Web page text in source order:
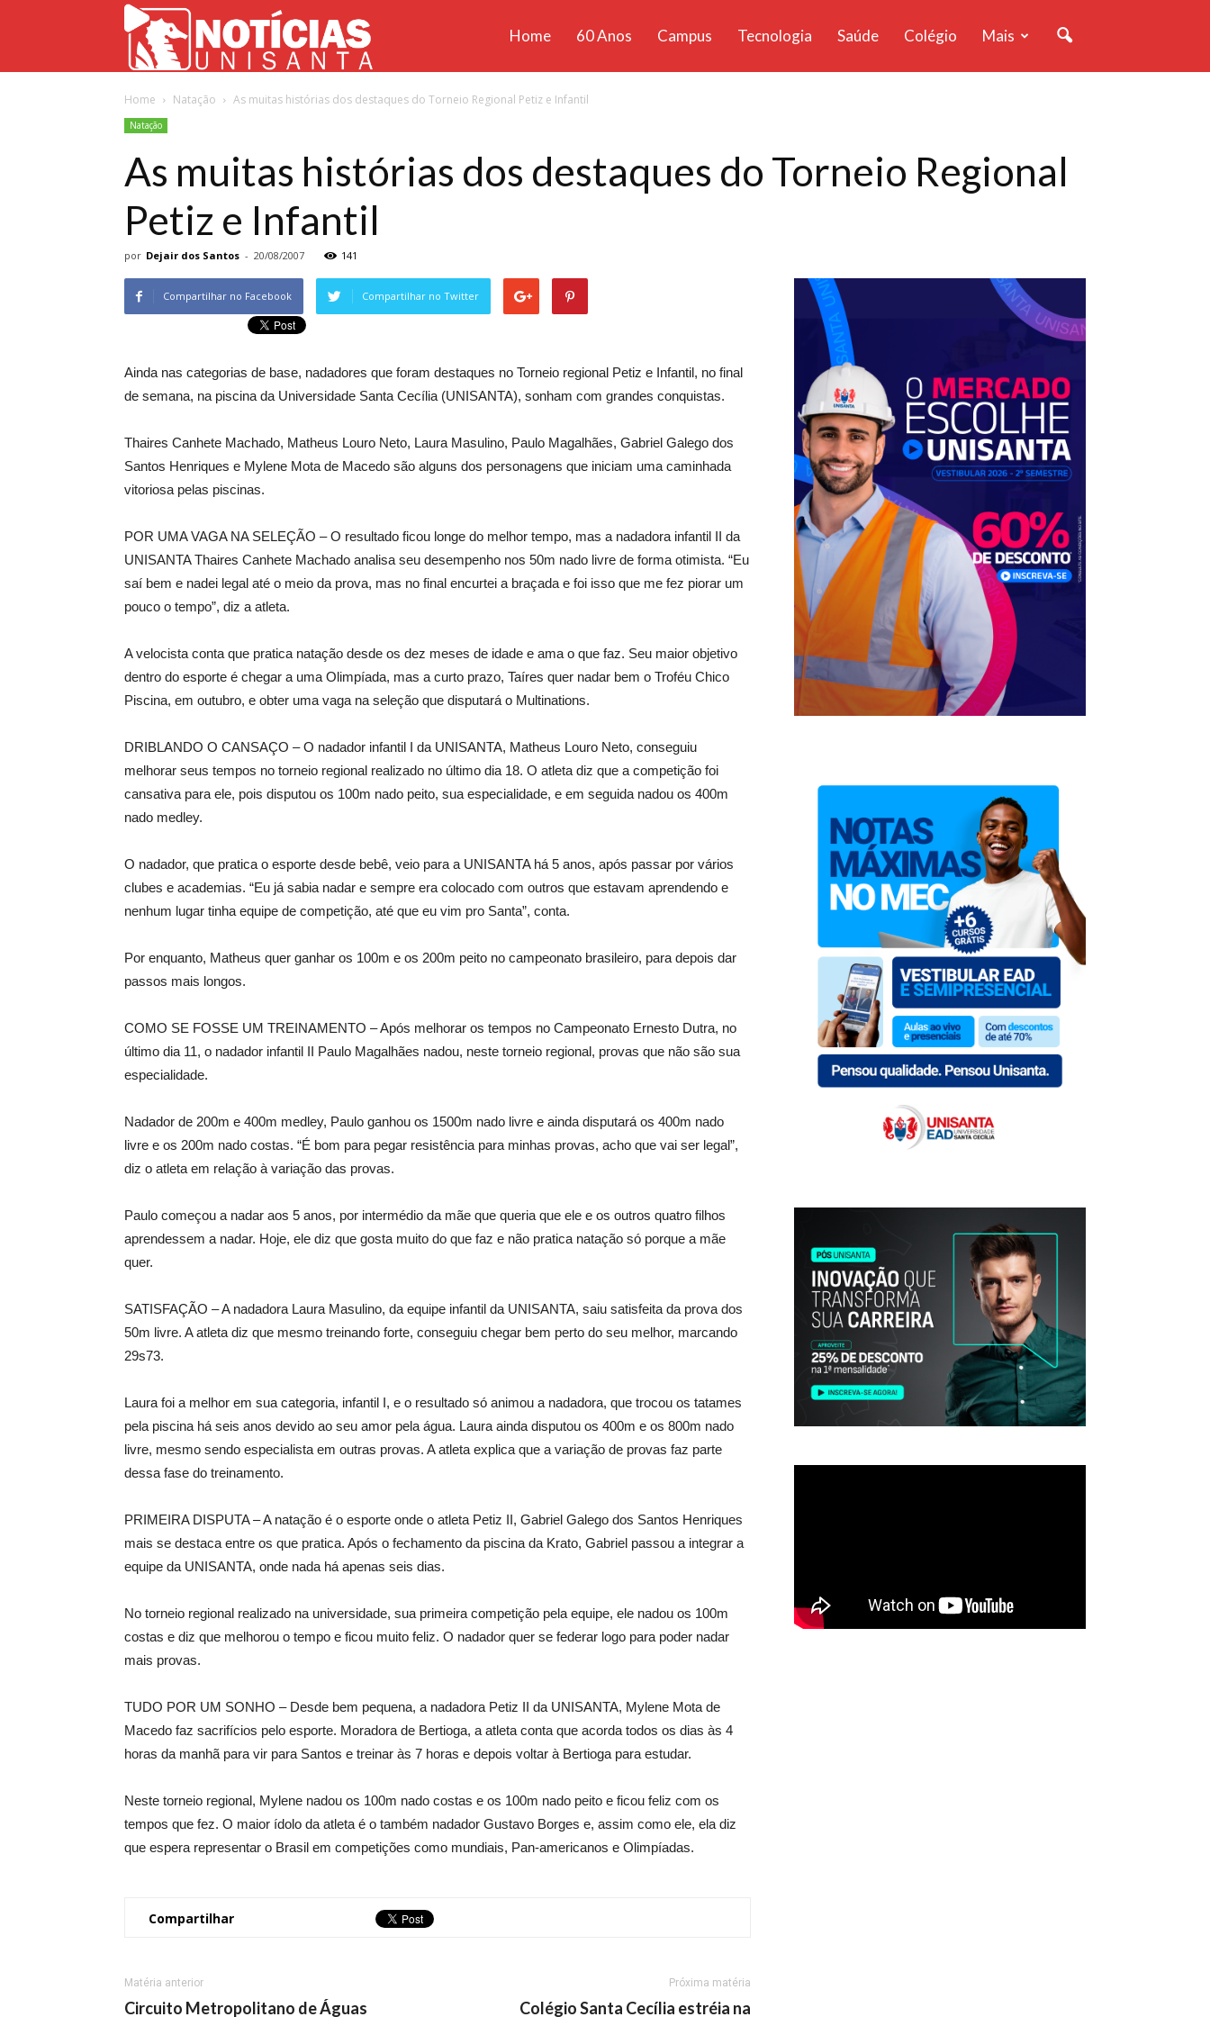
Unisanta
Home 60 Anos Campus Tecnologia Saúde Colégio Mais
Home Natação As muitas histórias dos destaques do Torneio Regional Petiz e Infantil
Natação
As muitas histórias dos destaques do Torneio Regional
Petiz e Infantil
por Dejair dos Santos - 20/08/2007 141
Compartilhar no Facebook Compartilhar no Twitter
Ainda nas categorias de base, nadadores que foram destaques no Torneio regional Petiz e Infantil, no final
de semana, na piscina da Universidade Santa Cecília (UNISANTA), sonham com grandes conquistas.
Thaires Canhete Machado, Matheus Louro Neto, Laura Masulino, Paulo Magalhães, Gabriel Galego dos
Santos Henriques e Mylene Mota de Macedo são alguns dos personagens que iniciam uma caminhada
vitoriosa pelas piscinas.
POR UMA VAGA NA SELEÇÃO – O resultado ficou longe do melhor tempo, mas a nadadora infantil II da
UNISANTA Thaires Canhete Machado analisa seu desempenho nos 50m nado livre de forma otimista. “Eu
saí bem e nadei legal até o meio da prova, mas no final encurtei a braçada e foi isso que me fez piorar um
pouco o tempo”, diz a atleta.
A velocista conta que pratica natação desde os dez meses de idade e ama o que faz. Seu maior objetivo
dentro do esporte é chegar a uma Olimpíada, mas a curto prazo, Taíres quer nadar bem o Troféu Chico
Piscina, em outubro, e obter uma vaga na seleção que disputará o Multinations.
DRIBLANDO O CANSAÇO – O nadador infantil I da UNISANTA, Matheus Louro Neto, conseguiu
melhorar seus tempos no torneio regional realizado no último dia 18. O atleta diz que a competição foi
cansativa para ele, pois disputou os 100m nado peito, sua especialidade, e em seguida nadou os 400m
nado medley.
O nadador, que pratica o esporte desde bebê, veio para a UNISANTA há 5 anos, após passar por vários
clubes e academias. “Eu já sabia nadar e sempre era colocado com outros que estavam aprendendo e
nenhum lugar tinha equipe de competição, até que eu vim pro Santa”, conta.
Por enquanto, Matheus quer ganhar os 100m e os 200m peito no campeonato brasileiro, para depois dar
passos mais longos.
COMO SE FOSSE UM TREINAMENTO – Após melhorar os tempos no Campeonato Ernesto Dutra, no
último dia 11, o nadador infantil II Paulo Magalhães nadou, neste torneio regional, provas que não são sua
especialidade.
Nadador de 200m e 400m medley, Paulo ganhou os 1500m nado livre e ainda disputará os 400m nado
livre e os 200m nado costas. “É bom para pegar resistência para minhas provas, acho que vai ser legal”,
diz o atleta em relação à variação das provas.
Paulo começou a nadar aos 5 anos, por intermédio da mãe que queria que ele e os outros quatro filhos
aprendessem a nadar. Hoje, ele diz que gosta muito do que faz e não pratica natação só porque a mãe
quer.
SATISFAÇÃO – A nadadora Laura Masulino, da equipe infantil da UNISANTA, saiu satisfeita da prova dos
50m livre. A atleta diz que mesmo treinando forte, conseguiu chegar bem perto do seu melhor, marcando
29s73.
Laura foi a melhor em sua categoria, infantil I, e o resultado só animou a nadadora, que trocou os tatames
pela piscina há seis anos devido ao seu amor pela água. Laura ainda disputou os 400m e os 800m nado
livre, mesmo sendo especialista em outras provas. A atleta explica que a variação de provas faz parte
dessa fase do treinamento.
PRIMEIRA DISPUTA – A natação é o esporte onde o atleta Petiz II, Gabriel Galego dos Santos Henriques
mais se destaca entre os que pratica. Após o fechamento da piscina da Krato, Gabriel passou a integrar a
equipe da UNISANTA, onde nada há apenas seis dias.
No torneio regional realizado na universidade, sua primeira competição pela equipe, ele nadou os 100m
costas e diz que melhorou o tempo e ficou muito feliz. O nadador quer se federar logo para poder nadar
mais provas.
TUDO POR UM SONHO – Desde bem pequena, a nadadora Petiz II da UNISANTA, Mylene Mota de
Macedo faz sacrifícios pelo esporte. Moradora de Bertioga, a atleta conta que acorda todos os dias às 4
horas da manhã para vir para Santos e treinar às 7 horas e depois voltar à Bertioga para estudar.
Neste torneio regional, Mylene nadou os 100m nado costas e os 100m nado peito e ficou feliz com os
tempos que fez. O maior ídolo da atleta é o também nadador Gustavo Borges e, assim como ele, ela diz
que espera representar o Brasil em competições como mundiais, Pan-americanos e Olimpíadas.
Compartilhar
Matéria anterior
Circuito Metropolitano de Águas
Próxima matéria
Colégio Santa Cecília estréia na